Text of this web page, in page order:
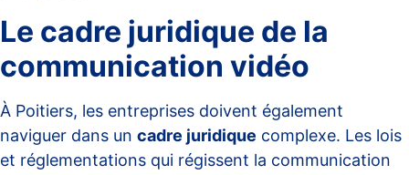
Le cadre juridique de la
communication vidéo
À Poitiers, les entreprises doivent également
naviguer dans un cadre juridique complexe. Les lois
et réglementations qui régissent la communication